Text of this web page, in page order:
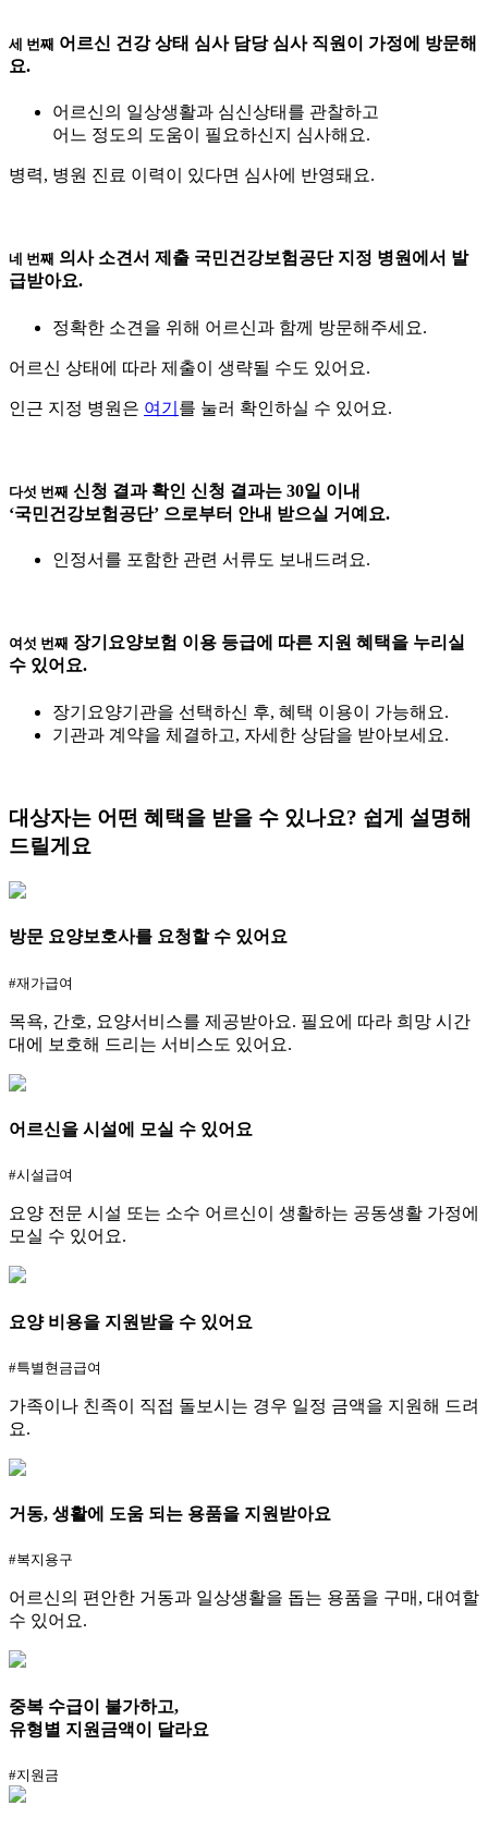
세 번째 어르신 건강 상태 심사 담당 심사 직원이 가정에 방문해
요.
어르신의 일상생활과 심신상태를 관찰하고
어느 정도의 도움이 필요하신지 심사해요.
병력, 병원 진료 이력이 있다면 심사에 반영돼요.
네 번째 의사 소견서 제출 국민건강보험공단 지정 병원에서 발
급받아요.
정확한 소견을 위해 어르신과 함께 방문해주세요.
어르신 상태에 따라 제출이 생략될 수도 있어요.
인근 지정 병원은 여기 를 눌러 확인하실 수 있어요.
다섯 번째 신청 결과 확인 신청 결과는 30일 이내
‘국민건강보험공단’ 으로부터 안내 받으실 거예요.
인정서를 포함한 관련 서류도 보내드려요.
여섯 번째 장기요양보험 이용 등급에 따른 지원 혜택을 누리실
수 있어요.
장기요양기관을 선택하신 후, 혜택 이용이 가능해요.
기관과 계약을 체결하고, 자세한 상담을 받아보세요.
대상자는 어떤 혜택을 받을 수 있나요? 쉽게 설명해
드릴게요
방문 요양보호사를 요청할 수 있어요
#재가급여
목욕, 간호, 요양서비스를 제공받아요. 필요에 따라 희망 시간
대에 보호해 드리는 서비스도 있어요.
어르신을 시설에 모실 수 있어요
#시설급여
요양 전문 시설 또는 소수 어르신이 생활하는 공동생활 가정에
모실 수 있어요.
요양 비용을 지원받을 수 있어요
#특별현금급여
가족이나 친족이 직접 돌보시는 경우 일정 금액을 지원해 드려
요.
거동, 생활에 도움 되는 용품을 지원받아요
#복지용구
어르신의 편안한 거동과 일상생활을 돕는 용품을 구매, 대여할
수 있어요.
중복 수급이 불가하고,
유형별 지원금액이 달라요
#지원금